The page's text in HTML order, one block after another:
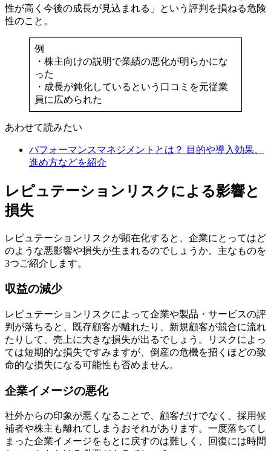
性が高く今後の成長が見込まれる」という評判を損ねる危険
性のこと。
例
・株主向けの説明で業績の悪化が明らかにな
った
・成長が鈍化しているという口コミを元従業
員に広められた
あわせて読みたい
パフォーマンスマネジメントとは？ 目的や導入効果、
進め方などを紹介
レピュテーションリスクによる影響と
損失
レピュテーションリスクが顕在化すると、企業にとってはど
のような悪影響や損失が生まれるのでしょうか。主なものを
3つご紹介します。
収益の減少
レピュテーションリスクによって企業や製品・サービスの評
判が落ちると、既存顧客が離れたり、新規顧客が競合に流れ
たりして、売上に大きな損失が出るでしょう。リスクによっ
ては短期的な損失ですみますが、倒産の危機を招くほどの致
命的な損失になる可能性も否めません。
企業イメージの悪化
社外からの印象が悪くなることで、顧客だけでなく、採用候
補者や株主も離れてしまうおそれがあります。一度落ちてし
まった企業イメージをもとに戻すのは難しく、回復には時間